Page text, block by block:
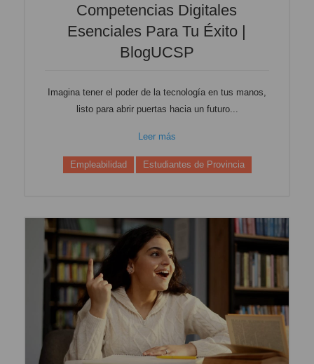
Competencias Digitales
Esenciales Para Tu Éxito |
BlogUCSP
Imagina tener el poder de la tecnología en tus manos,
listo para abrir puertas hacia un futuro...
Leer más
Empleabilidad Estudiantes de Provincia